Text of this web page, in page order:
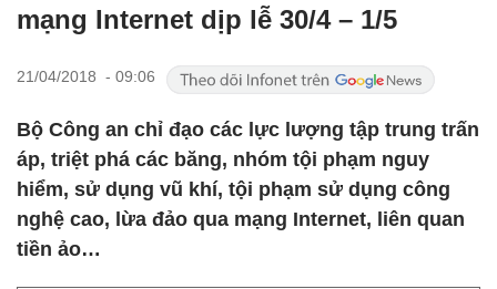
mạng Internet dịp lễ 30/4 – 1/5
21/04/2018 - 09:06
Bộ Công an chỉ đạo các lực lượng tập trung trấn
áp, triệt phá các băng, nhóm tội phạm nguy
hiểm, sử dụng vũ khí, tội phạm sử dụng công
nghệ cao, lừa đảo qua mạng Internet, liên quan
tiền ảo…